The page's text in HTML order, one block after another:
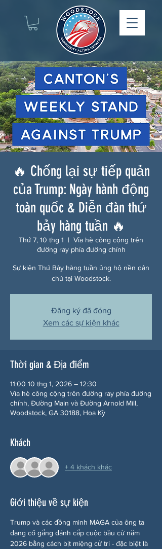
🔥 Chống lại sự tiếp quản
của Trump: Ngày hành động
toàn quốc & Diễn đàn thứ
bảy hàng tuần 🔥
Thứ 7, 10 thg 1
  |
Vỉa hè công cộng trên
đường ray phía đường chính
Sự kiện Thứ Bảy hàng tuần ủng hộ nền dân
chủ tại Woodstock.
Đăng ký đã đóng
Xem các sự kiện khác
Thời gian & Địa điểm
11:00 10 thg 1, 2026 – 12:30
Vỉa hè công cộng trên đường ray phía đường
chính, Đường Main và Đường Arnold Mill,
Woodstock, GA 30188, Hoa Kỳ
Khách
+ 4 khách khác
Giới thiệu về sự kiện
Trump và các đồng minh MAGA của ông ta
đang cố gắng đánh cắp cuộc bầu cử năm
2026 bằng cách bịt miệng cử tri - đặc biệt là